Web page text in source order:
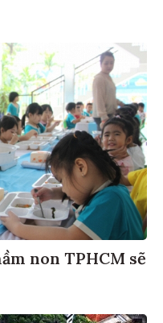
non TPHCM sẽ